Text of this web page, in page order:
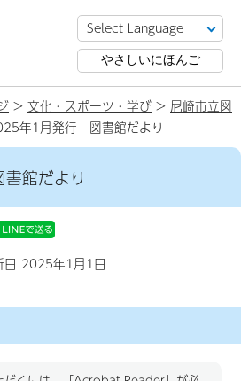
やさしいにほんご
> 文化・スポーツ・学び > 尼崎市立図
年1月発行 図書館だより
館だより
日 2025年1月1日